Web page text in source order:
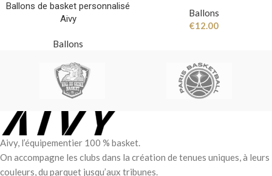
Ballons de basket personnalisé
Aivy
Ballons
Ballons
€12.00
Aivy, l’équipementier 100 % basket.
On accompagne les clubs dans la création de tenues uniques, à leurs
couleurs, du parquet jusqu’aux tribunes.